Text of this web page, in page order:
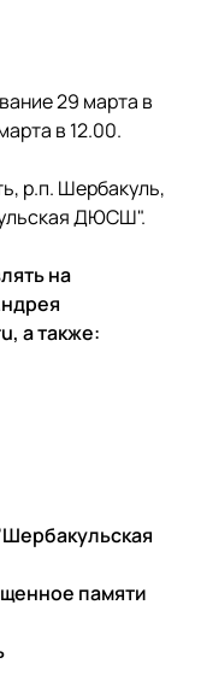
29 марта в
в 12.00.
р.п. Шербакуль,
ДЮСШ".
на
а также:
памяти